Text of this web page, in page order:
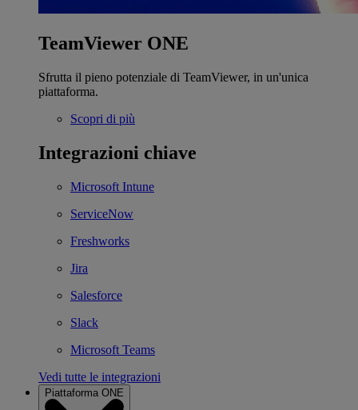
TeamViewer ONE
Sfrutta il pieno potenziale di TeamViewer, in un'unica
piattaforma.
Scopri di più
Integrazioni chiave
Microsoft Intune
ServiceNow
Freshworks
Jira
Salesforce
Slack
Microsoft Teams
Vedi tutte le integrazioni
Piattaforma ONE